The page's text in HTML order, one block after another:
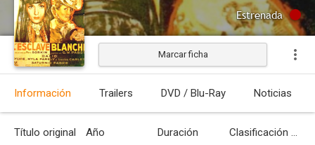
Estrenada
Marcar ficha
Información Trailers DVD / Blu-Ray Noticias
Título original Año Duración Clasificación por edades